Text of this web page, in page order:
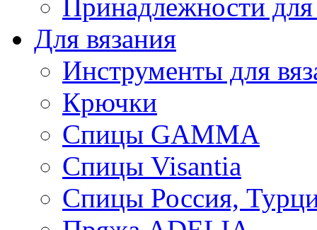
Принадлежности
Для вязания
Инструменты для
Крючки
Спицы GAMMA
Спицы Visantia
Спицы Россия,